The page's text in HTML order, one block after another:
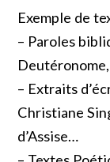
Exemple de
– Paroles
– Extraits
Christiane
d’Assise…